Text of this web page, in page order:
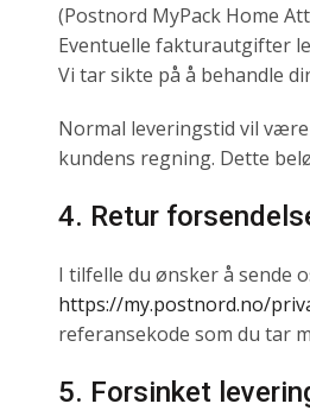
(Postnord MyPack Home
Eventuelle fakturautgifter
Vi tar sikte på å behandle
Normal leveringstid vil
kundens regning. Dette
4. Retur
I tilfelle du ønsker å sende
https://my.postnord.no/
referansekode som du tar
5. Forsinket